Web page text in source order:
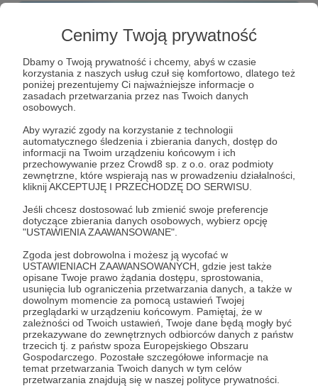
Cenimy Twoją prywatność
Dbamy o Twoją prywatność i chcemy, abyś w czasie
korzystania z naszych usług czuł się komfortowo, dlatego też
poniżej prezentujemy Ci najważniejsze informacje o
zasadach przetwarzania przez nas Twoich danych
osobowych.
Aby wyrazić zgody na korzystanie z technologii
automatycznego śledzenia i zbierania danych, dostęp do
informacji na Twoim urządzeniu końcowym i ich
przechowywanie przez Crowd8 sp. z o.o. oraz podmioty
zewnętrzne, które wspierają nas w prowadzeniu działalności,
kliknij AKCEPTUJĘ I PRZECHODZĘ DO SERWISU.
Jeśli chcesz dostosować lub zmienić swoje preferencje
dotyczące zbierania danych osobowych, wybierz opcję
"USTAWIENIA ZAAWANSOWANE".
Zgoda jest dobrowolna i możesz ją wycofać w
USTAWIENIACH ZAAWANSOWANYCH, gdzie jest także
opisane Twoje prawo żądania dostępu, sprostowania,
usunięcia lub ograniczenia przetwarzania danych, a także w
dowolnym momencie za pomocą ustawień Twojej
przeglądarki w urządzeniu końcowym. Pamiętaj, że w
zależności od Twoich ustawień, Twoje dane będą mogły być
przekazywane do zewnętrznych odbiorców danych z państw
trzecich tj. z państw spoza Europejskiego Obszaru
Gospodarczego. Pozostałe szczegółowe informacje na
temat przetwarzania Twoich danych w tym celów
przetwarzania znajdują się w naszej polityce prywatności.
10.10.2023 Brak komentarzy
Akt
do bycia przyzwoitym. Nie odbiera im też godności
osobistej.
Rajmund Andrzejczak Tomasz Piotrowski
Wiesław Kukuła +4